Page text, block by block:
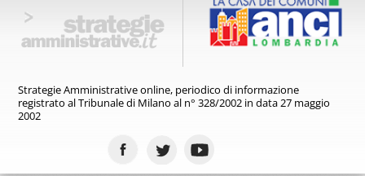
Strategie Amministrative online, periodico di informazione
registratoal Tribunale di Milano al n° 328/2002 in data 27 maggio
2002